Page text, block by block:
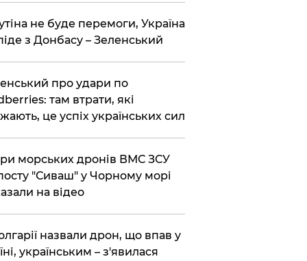
не буде перемоги, Україна
з Донбасу – Зеленський
про удари по
там втрати, які
це успіх українських сил
морських дронів ВМС ЗСУ
"Сиваш" у Чорному морі
на відео
назвали дрон, що впав у
українським – з'явилася